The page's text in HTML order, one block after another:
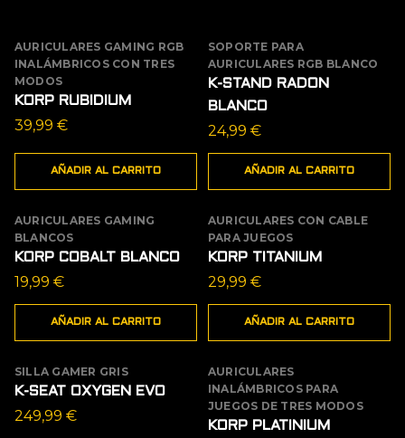
AURICULARES GAMING RGB
INALÁMBRICOS CON TRES
MODOS
KORP RUBIDIUM
39,99 €
AÑADIR AL CARRITO
SOPORTE PARA
AURICULARES RGB BLANCO
K-STAND RADON
BLANCO
24,99 €
AÑADIR AL CARRITO
AURICULARES GAMING
BLANCOS
KORP COBALT BLANCO
19,99 €
AÑADIR AL CARRITO
AURICULARES CON CABLE
PARA JUEGOS
KORP TITANIUM
29,99 €
AÑADIR AL CARRITO
AGOTADO
SILLA GAMER GRIS
K-SEAT OXYGEN EVO
249,99 €
OFERTA
AURICULARES
INALÁMBRICOS PARA
JUEGOS DE TRES MODOS
KORP PLATINIUM